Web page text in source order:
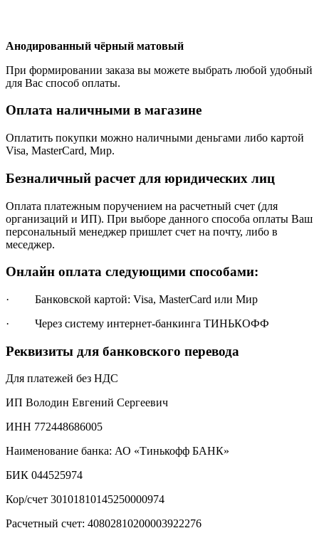
Анодированный чёрный матовый
При формировании заказа вы можете выбрать любой удобный
для Вас способ оплаты.
Оплата наличными в магазине
Оплатить покупки можно наличными деньгами либо картой
Visa, MasterCard, Мир.
Безналичный расчет для юридических лиц
Оплата платежным поручением на расчетный счет (для
организаций и ИП). При выборе данного способа оплаты Ваш
персональный менеджер пришлет счет на почту, либо в
меседжер.
Онлайн оплата следующими способами:
· Банковской картой: Visa, MasterCard или Мир
· Через систему интернет-банкинга ТИНЬКОФФ
Реквизиты для банковского перевода
Для платежей без НДС
ИП Володин Евгений Сергеевич
ИНН 772448686005
Наименование банка: АО «Тинькофф БАНК»
БИК 044525974
Кор/счет 30101810145250000974
Расчетный счет: 40802810200003922276